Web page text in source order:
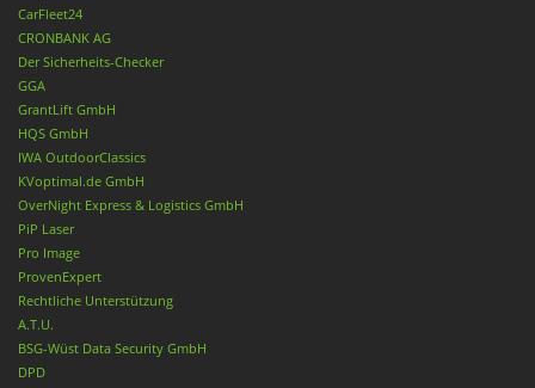
CarFleet24
CRONBANK AG
Der Sicherheits-Checker
GGA
GrantLift GmbH
HQS GmbH
IWA OutdoorClassics
KVoptimal.de GmbH
OverNight Express & Logistics GmbH
PiP Laser
Pro Image
ProvenExpert
Rechtliche Unterstützung
A.T.U.
BSG-Wüst Data Security GmbH
DPD